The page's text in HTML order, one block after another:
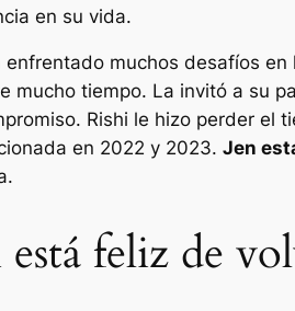
en su vida.
enfrentado muchos desafíos en
mucho tiempo. La invitó a su
Rishi le hizo perder el
en 2022 y 2023. Jen
está feliz de